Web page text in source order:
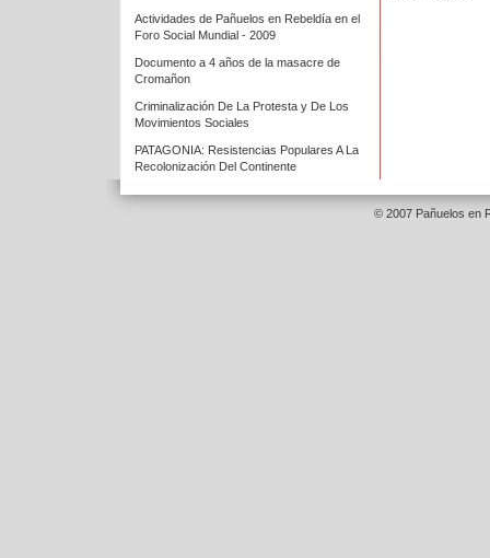
Actividades de Pañuelos en Rebeldía en el
Foro Social Mundial - 2009
Documento a 4 años de la masacre de
Cromañon
Criminalización De La Protesta y De Los
Movimientos Sociales
PATAGONIA: Resistencias Populares A La
Recolonización Del Continente
© 2007 Pañuelos en